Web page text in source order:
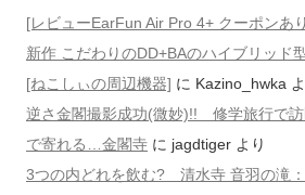
[レビューEarFun Air Pro 4+ クーポンあ
新作 こだわりのDD+BAのハイブリッド
[ねこしぃの周辺機器] に Kazino_hwka
逆さ金閣撮影成功(微妙)!! 修学旅行で訪
で寄れる…金閣寺 に jagdtiger より
3つの内どれを飲む? 清水寺 音羽の滝